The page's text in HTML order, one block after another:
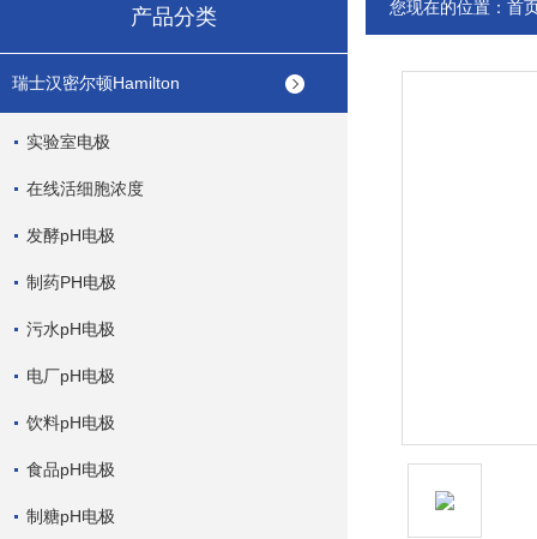
产品分类
瑞士汉密尔顿Hamilton
实验室电极
在线活细胞浓度
发酵pH电极
制药PH电极
污水pH电极
电厂pH电极
饮料pH电极
食品pH电极
制糖pH电极
您现在的位置： 首